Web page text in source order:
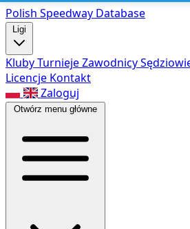
Polish Speedway Database
Ligi
KlubyTurniejeZawodnicy
Licencje Kontakt
Zaloguj
Otwórz menu główne